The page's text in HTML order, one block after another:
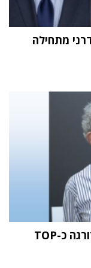
מתחילה
מחקר STKI השנתי: וואן טכנולוגיות דורגה כ-TOP